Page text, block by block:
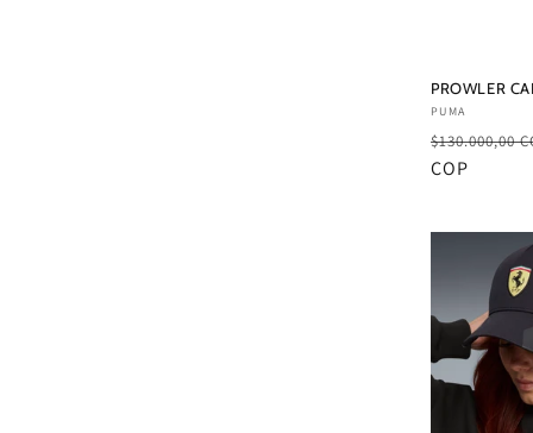
PROWLER
Proveedor:
PUMA
Precio
habitual
$130.000,00
COP